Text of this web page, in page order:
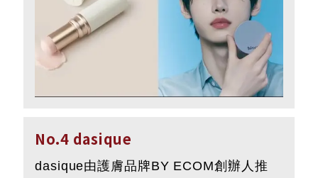
No.4 dasique
dasique由護膚品牌BY ECOM創辦人推